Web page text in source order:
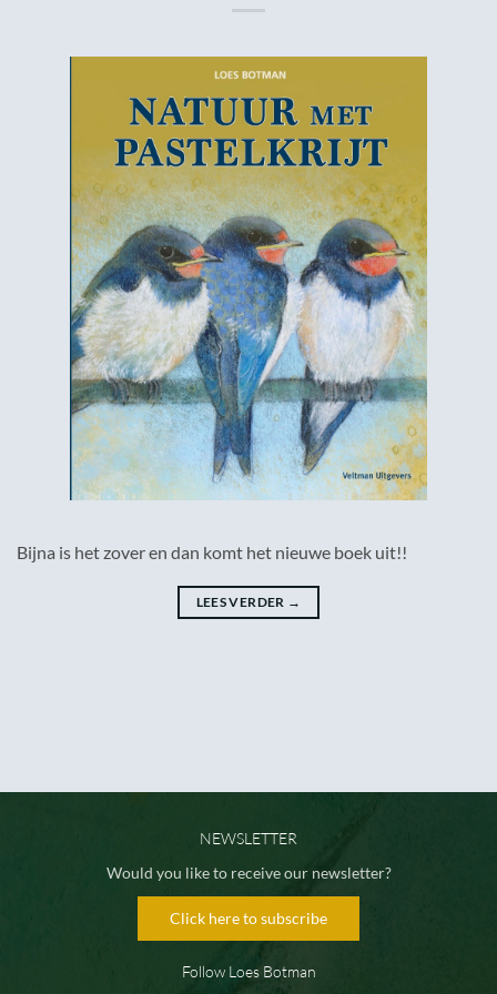
Bijna is het zover en dan komt het nieuwe boek uit!!
LEES VERDER →
NEWSLETTER
Would you like to receive our newsletter?
Click here to subscribe
Follow Loes Botman